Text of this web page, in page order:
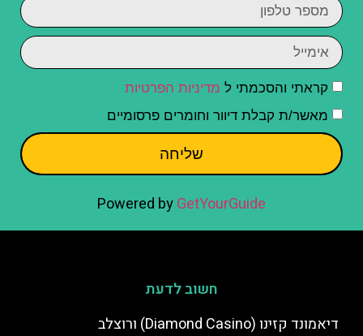
קראתי והסכמתי ל מדיניות הפרטיות
מאשר/ת קבלת דיוור וחומרים פרסומיים
שליחה
Powered byGetYourGuide
חשוב לדעת
דיאמונד קזינו (Diamond Casino) ורוצלב